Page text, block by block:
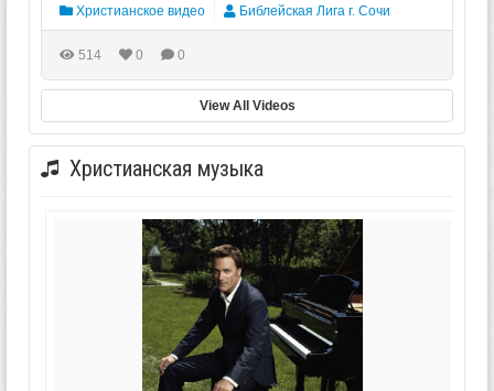
Христианское видео Библейская Лига г. Сочи
514 0 0
View All Videos
Христианская музыка